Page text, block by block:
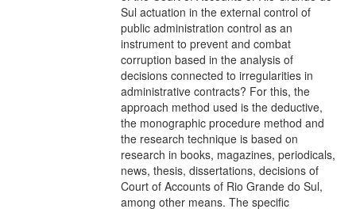
Sul actuation in the external control of
public administration control as an
instrument to prevent and combat
corruption based in the analysis of
decisions connected to irregularities in
administrative contracts? For this, the
approach method used is the deductive,
the monographic procedure method and
the research technique is based on
research in books, magazines, periodicals,
news, thesis, dissertations, decisions of
Court of Accounts of Rio Grande do Sul,
among other means. The specific